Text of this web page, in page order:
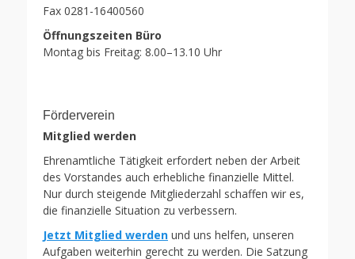
Fax 0281-16400560
Öffnungszeiten Büro
Montag bis Freitag: 8.00–13.10 Uhr
Förderverein
Mitglied werden
Ehrenamtliche Tätigkeit erfordert neben der Arbeit
des Vorstandes auch erhebliche finanzielle Mittel.
Nur durch steigende Mitgliederzahl schaffen wir es,
die finanzielle Situation zu verbessern.
Jetzt Mitglied werden und uns helfen, unseren
Aufgaben weiterhin gerecht zu werden. Die Satzung